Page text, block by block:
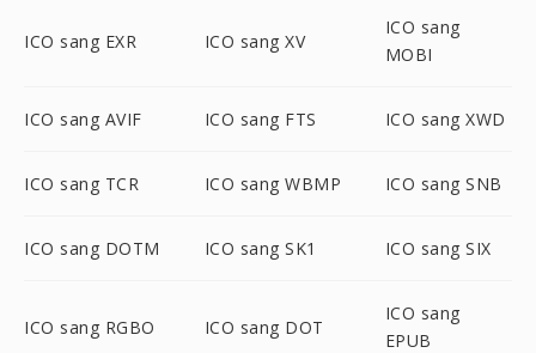
ICO sang EXR ICO sang XV
ICO sang
MOBI
ICO sang AVIF ICO sang FTS ICO sang XWD
ICO sang TCR ICO sang WBMP ICO sang SNB
ICO sang DOTM ICO sang SK1 ICO sang SIX
ICO sang RGBO ICO sang DOT
ICO sang
EPUB